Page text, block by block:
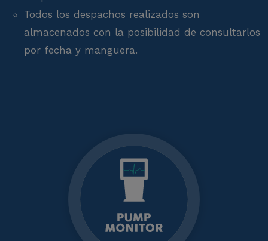
Todos los despachos realizados son
almacenados con la posibilidad de consultarlos
por fecha y manguera.
PUMP MONITOR
Surtidores